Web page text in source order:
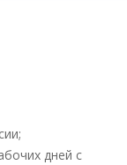
дней с